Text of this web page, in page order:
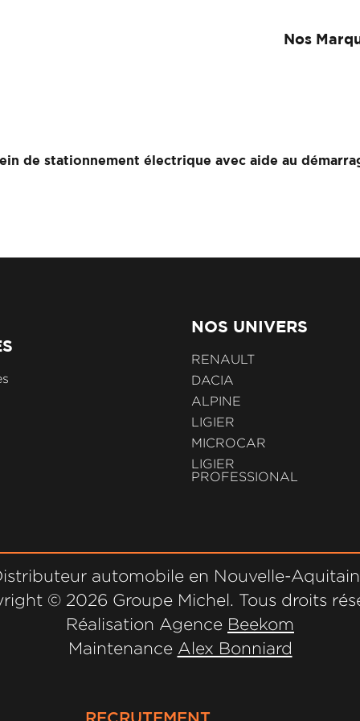
Nos
de stationnement électrique avec aide au
NOS UNIVERS
RENAULT
DACIA
ALPINE
LIGIER
MICROCAR
LIGIER
PROFESSIONAL
automobile en Nouvelle-
© 2026 Groupe Michel. Tous droits
Réalisation Agence Beekom
Maintenance Alex Bonniard